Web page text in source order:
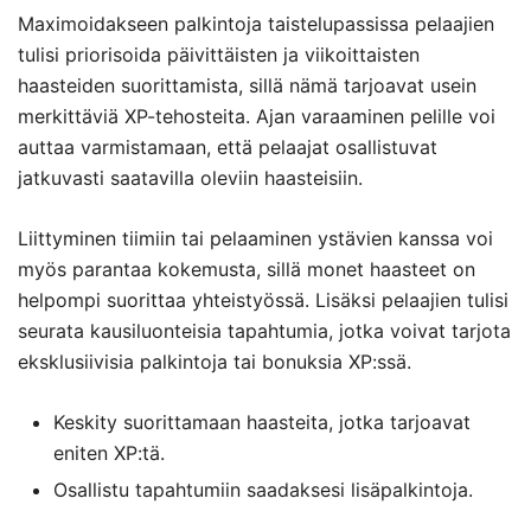
Maximoidakseen palkintoja taistelupassissa pelaajien
tulisi priorisoida päivittäisten ja viikoittaisten
haasteiden suorittamista, sillä nämä tarjoavat usein
merkittäviä XP-tehosteita. Ajan varaaminen pelille voi
auttaa varmistamaan, että pelaajat osallistuvat
jatkuvasti saatavilla oleviin haasteisiin.
Liittyminen tiimiin tai pelaaminen ystävien kanssa voi
myös parantaa kokemusta, sillä monet haasteet on
helpompi suorittaa yhteistyössä. Lisäksi pelaajien tulisi
seurata kausiluonteisia tapahtumia, jotka voivat tarjota
eksklusiivisia palkintoja tai bonuksia XP:ssä.
Keskity suorittamaan haasteita, jotka tarjoavat
eniten XP:tä.
Osallistu tapahtumiin saadaksesi lisäpalkintoja.